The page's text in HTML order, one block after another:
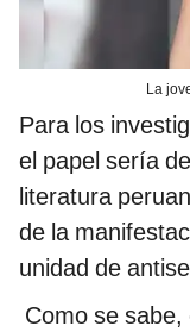
La
Para los
el papel sería
literatura
de la
unidad de
Como se sabe,